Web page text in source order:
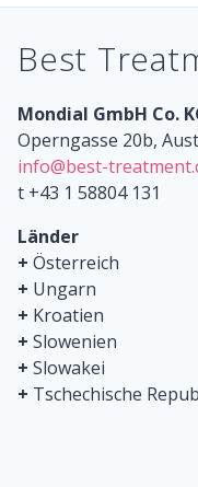
Best
Mondial GmbH Co.
Operngasse 20b,
info@best-
t +43 1 58804 131
Länder
+ Österreich
+ Ungarn
+ Kroatien
+ Slowenien
+ Slowakei
+ Tschechische